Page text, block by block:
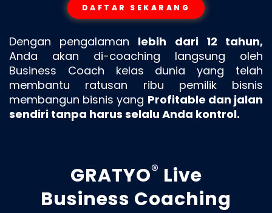
DAFTAR SEKARANG
Dengan pengalaman lebih dari 12 tahun,
Anda akan di-coaching langsung oleh
Business Coach kelas dunia yang telah
membantu ratusan ribu pemilik bisnis
membangun bisnis yang Profitable dan jalan
sendiri tanpa harus selalu Anda kontrol.
GRATYO® Live
Business Coaching